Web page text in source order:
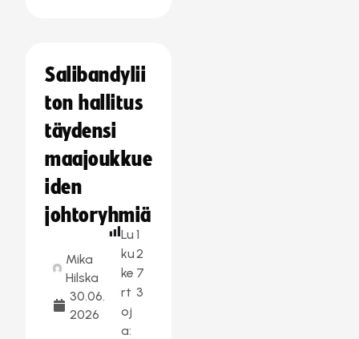
Salibandylii
ton hallitus
täydensi
maajoukkue
iden
johtoryhmiä
Mika
Hilska
30.06.
2026
Lu
ku
ke
rt
oj
a:
1
2
7
3